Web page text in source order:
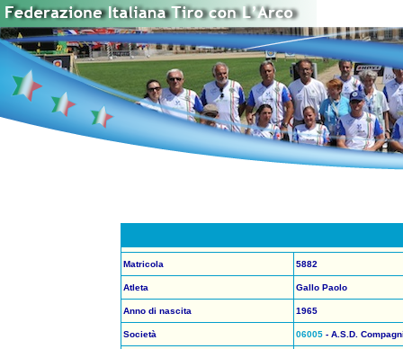
Matricola 5882
Atleta Gallo Paolo
Anno di nascita 1965
Società 06005- A.S.D.